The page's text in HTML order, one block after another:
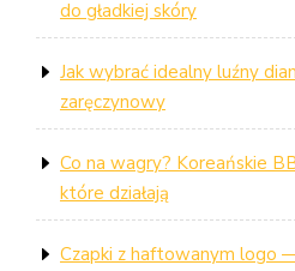
do gładkiej skóry
Jak wybrać idealny luźny
zaręczynowy
Co na wagry? Koreańskie
które działają
Czapki z haftowanym logo